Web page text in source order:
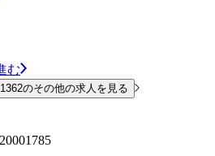
む
のその他の求人を見る